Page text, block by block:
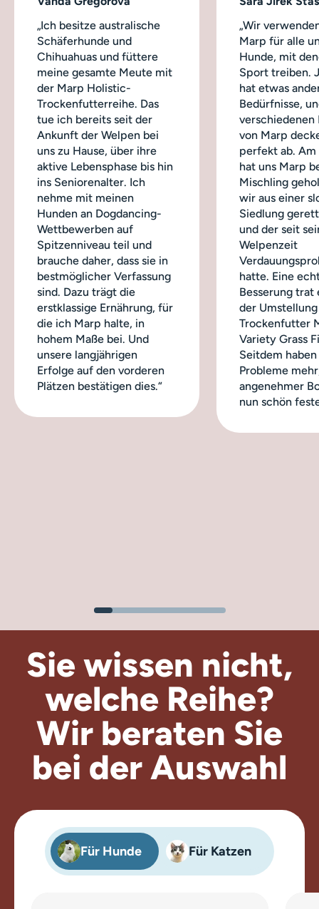
„Ich besitze australische
Schäferhunde und
Chihuahuas und füttere
meine gesamte Meute mit
der Marp Holistic-
Trockenfutterreihe. Das
tue ich bereits seit der
Ankunft der Welpen bei
uns zu Hause, über ihre
aktive Lebensphase bis hin
ins Seniorenalter. Ich
nehme mit meinen
Hunden an Dogdancing-
Wettbewerben auf
Spitzenniveau teil und
brauche daher, dass sie in
bestmöglicher Verfassung
sind. Dazu trägt die
erstklassige Ernährung, für
die ich Marp halte, in
hohem Maße bei. Und
unsere langjährigen
Erfolge auf den vorderen
Plätzen bestätigen dies.“
„Wir
Marp für alle
Hunde, mit
Sport treiben.
hat etwas
Bedürfnisse,
verschiedenen
von Marp
perfekt ab.
hat uns Marp
Mischling
wir aus einer
Siedlung
und der seit
Welpenzeit
hatte. Eine
Besserung trat
der
Trockenfutter
Variety Grass
Seitdem
Probleme
angenehmer
nun schön
Sie wissen nicht,
welche Reihe?
Wir beraten Sie
bei der Auswahl
Für Hunde Für Katzen